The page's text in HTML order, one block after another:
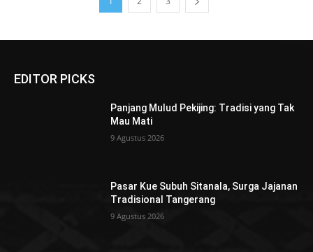
EDITOR PICKS
Panjang Mulud Pekijing: Tradisi yang Tak
Mau Mati
9 Agustus 2026
Pasar Kue Subuh Sitanala, Surga Jajanan
Tradisional Tangerang
9 Agustus 2026